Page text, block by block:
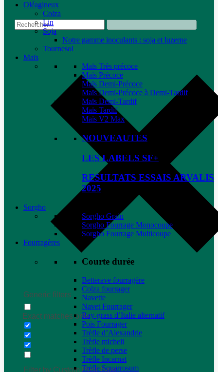
Generic filters
Exact matches only
Filter by Custom Post Type
Oléagineux
Colza
Lin
Soja
Notre gamme inoculants : soja et luzerne
Tournesol
Maïs
Maïs Très précoce
Maïs Précoce
Maïs Demi-Précoce
Maïs Demi-Précoce à Demi-Tardif
Maïs Demi-Tardif
Maïs Tardif
Maïs V2 Max
NOUVEAUTES
LES LABELS SF+
RESULTATS ESSAIS ARVALIS
2025
Sorgho
Sorgho Grain
Sorgho Fourrage Monocoupe
Sorgho Fourrage Multicoupe
Fourragères
Courte durée
Betterave fourragère
Colza fourrager
Navette
Navet Fourrager
Ray-grass d’Italie alternatif
Pois Fourrager
Trèfle d’Alexandrie
Trèfle micheli
Trèfle de perse
Trèfle Incarnat
Trèfle Squarrosum